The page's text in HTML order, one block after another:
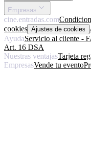
Empresas
cine.entradas.com
cookies Ajustes de cookies
AyudaServicio al cliente -
Art. 16 DSA
Nuestras ventajasTarjeta
EmpresasVende tu evento